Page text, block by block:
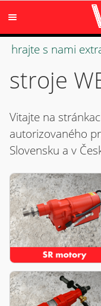
hrajte s nami
stroje
Vitajte na
autorizovaného
Slovensku a v